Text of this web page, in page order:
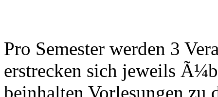
Pro Semester werden 3
erstrecken sich jeweils
beinhalten Vorlesungen zu